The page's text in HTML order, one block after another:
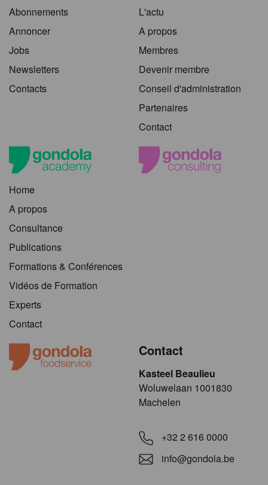
Abonnements
Annoncer
Jobs
Newsletters
Contacts
L'actu
A propos
Membres
Devenir membre
Conseil d'administration
Partenaires
Contact
Home
A propos
Consultance
Publications
Formations & Conférences
Vidéos de Formation
Experts
Contact
Contact
Kasteel Beaulieu
​​​Woluwelaan 1001830
Machelen
+32 2 616 0000
info@gondola.be